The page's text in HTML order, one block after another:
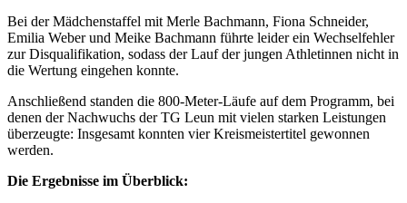
Bei der Mädchenstaffel mit Merle Bachmann, Fiona Schneider,
Emilia Weber und Meike Bachmann führte leider ein Wechselfehler
zur Disqualifikation, sodass der Lauf der jungen Athletinnen nicht in
die Wertung eingehen konnte.
Anschließend standen die 800-Meter-Läufe auf dem Programm, bei
denen der Nachwuchs der TG Leun mit vielen starken Leistungen
überzeugte: Insgesamt konnten vier Kreismeistertitel gewonnen
werden.
Die Ergebnisse im Überblick: